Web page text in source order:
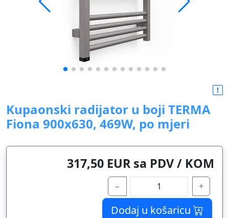
Kupaonski radijator u boji TERMA
Fiona 900x630, 469W, po mjeri
317,50 EUR sa PDV / KOM
− +
Dodaj u košaricu